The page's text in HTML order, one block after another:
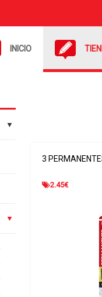
INICIO
3
2.45€